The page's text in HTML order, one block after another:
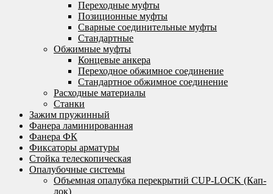
Переходные муфты
Позиционные муфты
Сварные соединительные муфты
Стандартные
Обжимные муфты
Концевые анкера
Переходное обжимное соединение
Стандартное обжимное соединение
Расходные материалы
Станки
Зажим пружинный
Фанера ламинированная
Фанера ФК
Фиксаторы арматуры
Стойка телескопическая
Опалубочные системы
Объемная опалубка перекрытий CUP-LOCK (Кап-
лок)